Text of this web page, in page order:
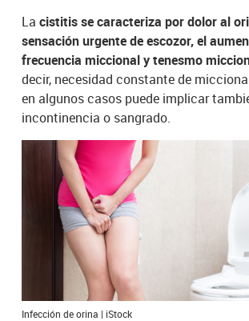
Lacistitis se caracteriza por dolor al
sensación urgente de escozor, el
frecuencia miccional y tenesmo
decir, necesidad constante de
en algunos casos puede implicar
incontinencia o sangrado.
Infección de orina | iStock